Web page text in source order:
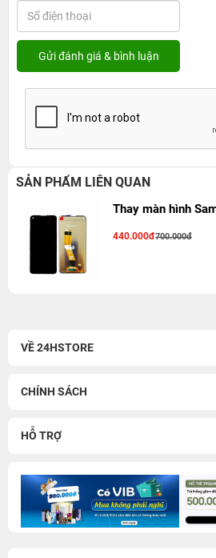
SẢN PHẨM LIÊN QUAN
Thay màn hình
440.000đ700.000đ
VỀ 24HSTORE
CHÍNH SÁCH
HỖ TRỢ